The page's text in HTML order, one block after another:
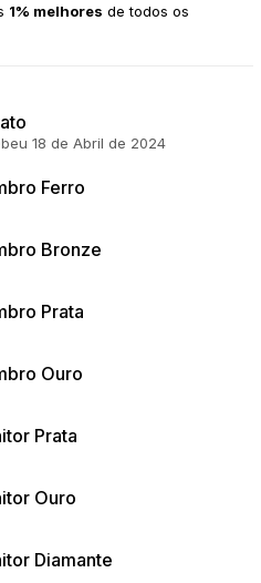
1% melhores de todos os
18 de Abril de 2024
Ferro
Bronze
Prata
Ouro
Prata
Ouro
Diamante